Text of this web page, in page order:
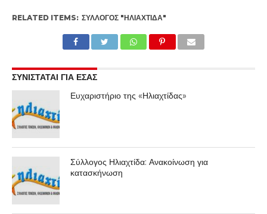
RELATED ITEMS: ΣΎΛΛΟΓΟΣ "ΗΛΙΑΧΤΊΔΑ"
ΣΥΝΙΣΤΑΤΑΙ ΓΙΑ ΕΣΑΣ
Ευχαριστήριο της «Ηλιαχτίδας»
Σύλλογος Ηλιαχτίδα: Ανακοίνωση για
κατασκήνωση